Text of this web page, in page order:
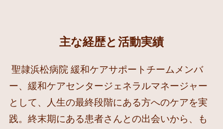
主な経歴と活動実績
聖隷浜松病院 緩和ケアサポートチームメンバ
ー、緩和ケアセンタージェネラルマネージャー
として、人生の最終段階にある方へのケアを実
践。終末期にある患者さんとの出会いから、も